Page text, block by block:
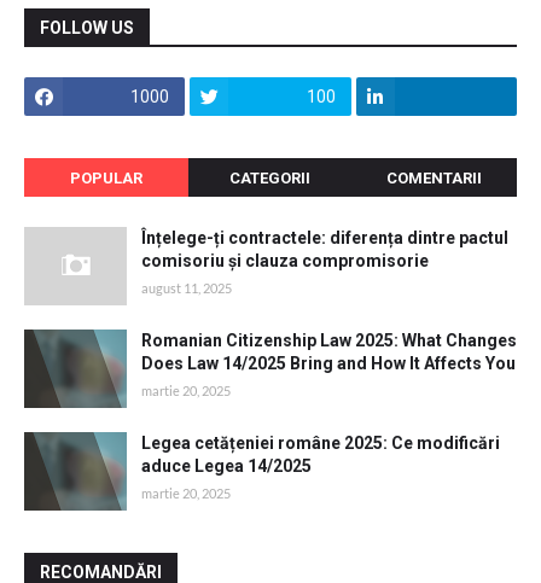
FOLLOW US
1000 100
POPULAR CATEGORII COMENTARII
Înțelege-ți contractele: diferența dintre pactul
comisoriu și clauza compromisorie
august 11, 2025
Romanian Citizenship Law 2025: What Changes
Does Law 14/2025 Bring and How It Affects You
martie 20, 2025
Legea cetățeniei române 2025: Ce modificări
aduce Legea 14/2025
martie 20, 2025
RECOMANDĂRI